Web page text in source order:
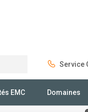
Service
EMC Domaines